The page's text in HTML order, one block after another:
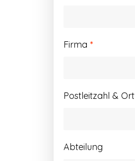
Firma *
Postleitzahl & Ort
Abteilung